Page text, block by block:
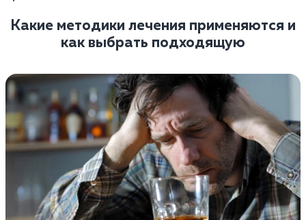
Какие методики лечения применяются и
как выбрать подходящую